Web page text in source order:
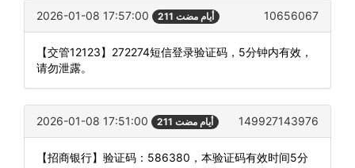
2026-01-08 17:57:00 211 أيام مضت 10656067
【交管12123】272274短信登录验证码，5分钟内有效，
请勿泄露。
2026-01-08 17:51:00 211 أيام مضت 149927143976
【招商银行】验证码：586380，本验证码有效时间5分